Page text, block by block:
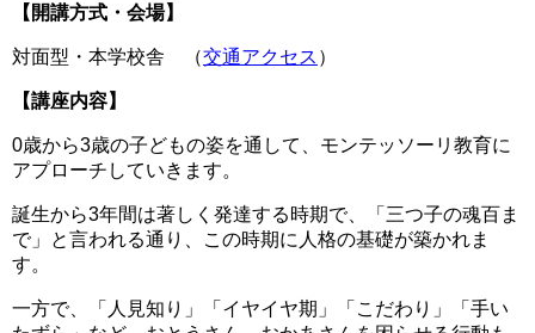
【開講方式・会場】
対面型・本学校舎 （交通アクセス ）
【講座内容】
0歳から3歳の子どもの姿を通して、モンテッソーリ教育に
アプローチしていきます。
誕生から3年間は著しく発達する時期で、「三つ子の魂百ま
で」と言われる通り、この時期に人格の基礎が築かれま
す。
一方で、「人見知り」「イヤイヤ期」「こだわり」「手い